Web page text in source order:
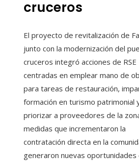
cruceros
El proyecto de revitalización de
junto con la modernización del
cruceros integró acciones de RSE
centradas en emplear mano de
para tareas de restauración,
formación en turismo patrimonial
priorizar a proveedores de la
medidas que incrementaron la
contratación directa en la
generaron nuevas oportunidades